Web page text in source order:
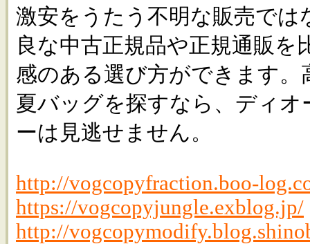
激安をうたう不明な販売では
良な中古正規品や正規通販を
感のある選び方ができます。
夏バッグを探すなら、ディ
ーは見逃せません。
http://vogcopyfraction.boo-
https://vogcopyjungle.exblog.jp/
http://